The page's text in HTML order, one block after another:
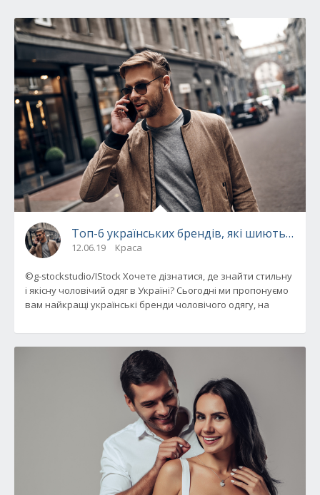
Топ-6 українських брендів, які шиють
12.06.19 Краса
©g-stockstudio/IStock Хочете дізнатися, де знайти стильну
і якісну чоловічий одяг в Україні? Сьогодні ми пропонуємо
вам найкращі українські бренди чоловічого одягу, на